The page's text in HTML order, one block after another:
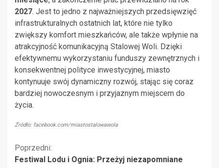
2027. Jest to jedno z najważniejszych przedsięwzięć
infrastrukturalnych ostatnich lat, które nie tylko
zwiększy komfort mieszkańców, ale także wpłynie na
atrakcyjność komunikacyjną Stalowej Woli. Dzięki
efektywnemu wykorzystaniu funduszy zewnętrznych i
konsekwentnej polityce inwestycyjnej, miasto
kontynuuje swój dynamiczny rozwój, stając się coraz
bardziej nowoczesnym i przyjaznym miejscem do
życia.
Źródło: facebook.com/miastostalowawola
Kontynuuj
Poprzedni:
Festiwal Lodu i Ognia: Przeżyj niezapomniane